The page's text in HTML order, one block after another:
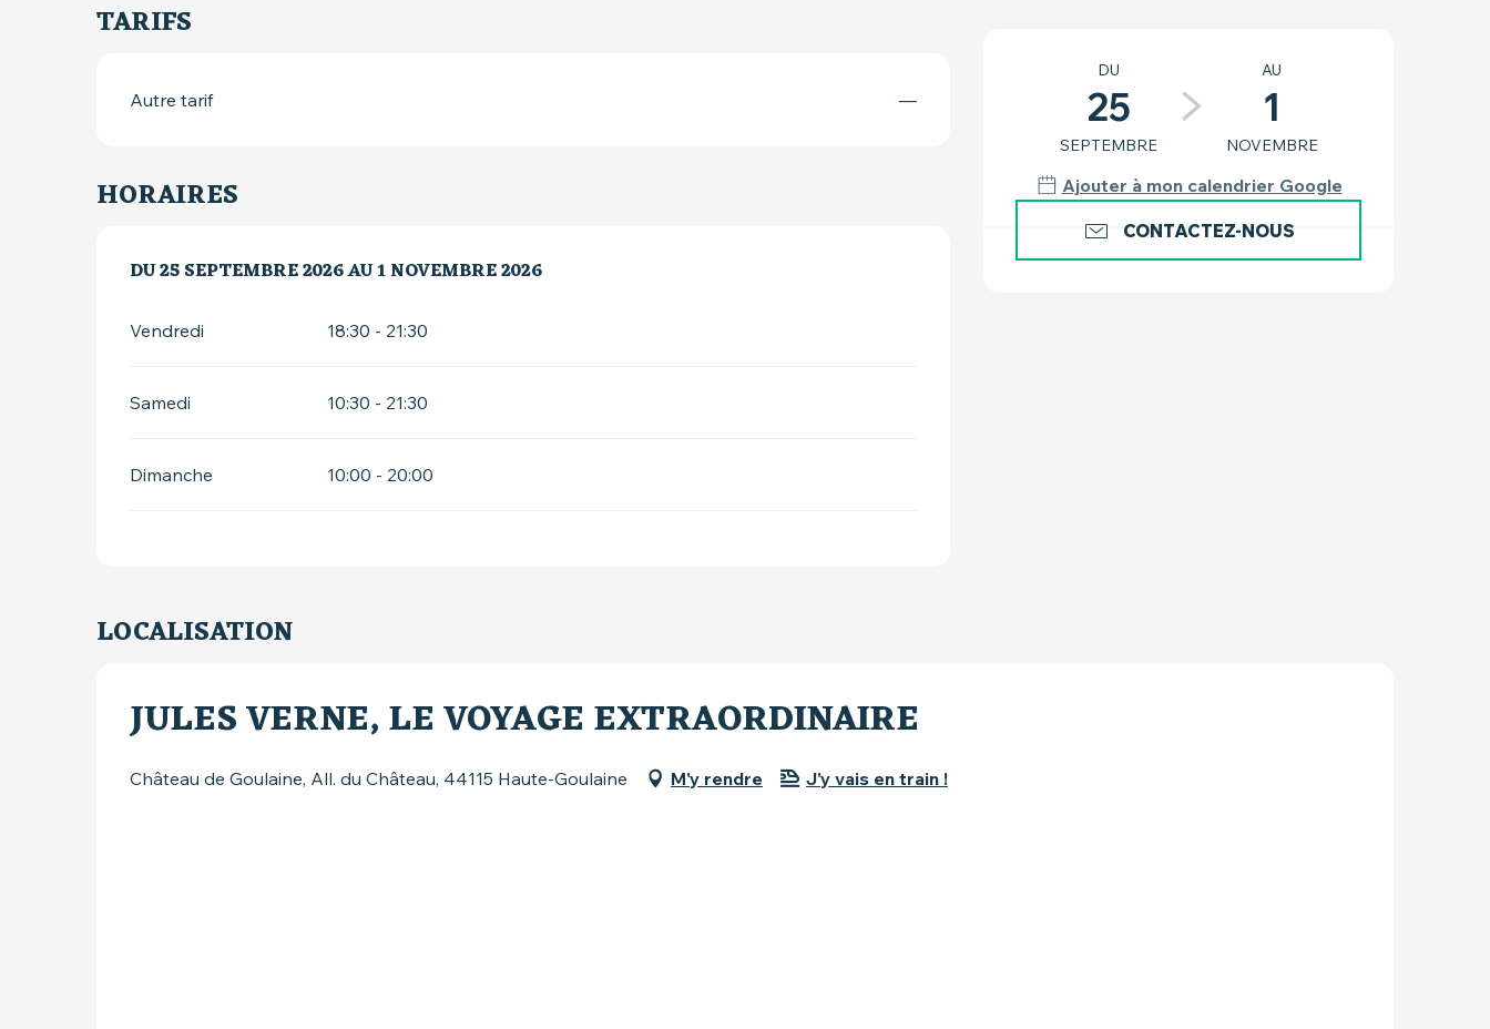
OUVERTURE ET
DU
25
SEPTEMBRE
AU
1
NOVEMBRE
Ajouter à mon calendrier Google
CONTACTEZ-NOUS
TARIFS
Autre tarif —
HORAIRES
DU25 SEPTEMBRE 2026AU1 NOVEMBRE 2026
DU25 SEPTEMBRE 2026AU1 NOVEMBRE 2026
Vendredi 18:30 - 21:30
Samedi 10:30 - 21:30
Dimanche 10:00 - 20:00
LOCALISATION
JULES VERNE, LE VOYAGE EXTRAORDINAIRE
Château de Goulaine, All. du Château, 44115 Haute-Goulaine M'y rendre J'y vais en train !